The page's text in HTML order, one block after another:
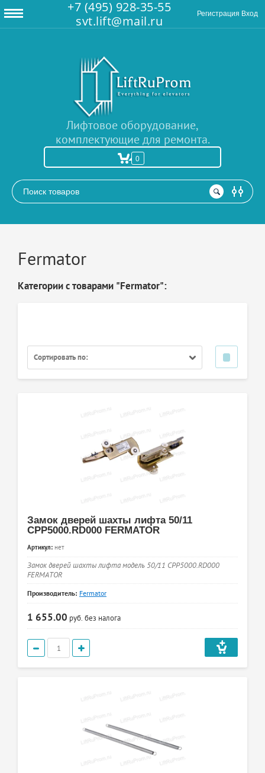
+7 (495) 928-35-55
svt.lift@mail.ru
Регистрация Вход
Лифтовое оборудование,
комплектующие для ремонта.
0
Fermator
Категории с товарами "Fermator":
Сортировать по:
Замок дверей шахты лифта 50/11
CPP5000.RD000 FERMATOR
Артикул: нет
Замок дверей шахты лифта модель 50/11 CPP5000.RD000
FERMATOR
Производитель: Fermator
1 655.00 руб. без налога